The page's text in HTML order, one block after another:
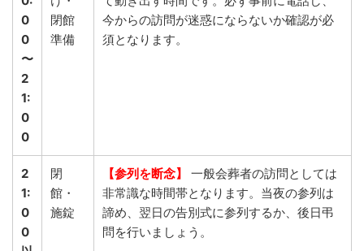
0
0
〜
2
1:
0
0
閉館
準備
今からの訪問が迷惑にならないか確認が必
須となります。
2
1:
0
0
閉
館・
施錠
【参列を断念】
一般会葬者の訪問としては
非常識な時間帯となります。当夜の参列は
諦め、翌日の告別式に参列するか、後日弔
問を行いましょう。